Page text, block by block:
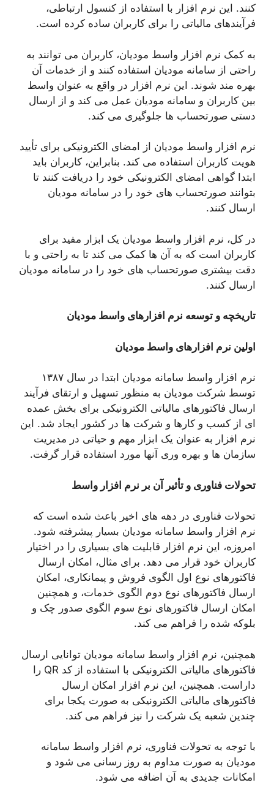
کنند. این نرم افزار با استفاده از کنسول ارتباطی،
فرآیندهای مالیاتی را برای کاربران ساده کرده است.
به کمک نرم افزار واسط مودیان، کاربران می توانند به
راحتی از سامانه مودیان استفاده کنند و از خدمات آن
بهره مند شوند. این نرم افزار در واقع به عنوان واسط
بین کاربران و سامانه مودیان عمل می کند و از ارسال
دستی صورتحساب ها جلوگیری می کند.
نرم افزار واسط مودیان از امضای الکترونیکی برای تأیید
هویت کاربران استفاده می کند. بنابراین، کاربران باید
ابتدا گواهی امضای الکترونیکی خود را دریافت کنند تا
بتوانند صورتحساب های خود را در سامانه مودیان
ارسال کنند.
در کل، نرم افزار واسط مودیان یک ابزار مفید برای
کاربران است که به آن ها کمک می کند تا به راحتی و با
دقت بیشتری صورتحساب های خود را در سامانه مودیان
ارسال کنند.
تاریخچه و توسعه نرم افزارهای واسط مودیان
اولین نرم افزارهای واسط مودیان
نرم افزار واسط سامانه مودیان ابتدا در سال ۱۳۸۷
توسط شرکت مودیان به منظور تسهیل و ارتقای فرآیند
ارسال فاکتورهای مالیاتی الکترونیکی برای بخش عمده
ای از کسب و کارها و شرکت ها در کشور ایجاد شد. این
نرم افزار به عنوان یک ابزار مهم و حیاتی در مدیریت
سازمان ها و بهره وری آنها مورد استفاده قرار گرفت.
تحولات فناوری و تأثیر آن بر نرم افزار واسط
تحولات فناوری در دهه های اخیر باعث شده است که
نرم افزار واسط سامانه مودیان بسیار پیشرفته شود.
امروزه، این نرم افزار قابلیت های بسیاری را در اختیار
کاربران خود قرار می دهد. برای مثال، امکان ارسال
فاکتورهای نوع اول الگوی فروش و پیمانکاری، امکان
ارسال فاکتورهای نوع دوم الگوی خدمات، و همچنین
امکان ارسال فاکتورهای نوع سوم الگوی صدور چک و
بلوکه شده را فراهم می کند.
همچنین، نرم افزار واسط سامانه مودیان توانایی ارسال
فاکتورهای مالیاتی الکترونیکی با استفاده از کد QR را
داراست. همچنین، این نرم افزار امکان ارسال
فاکتورهای مالیاتی الکترونیکی به صورت یکجا برای
چندین شعبه یک شرکت را نیز فراهم می کند.
با توجه به تحولات فناوری، نرم افزار واسط سامانه
مودیان به صورت مداوم به روز رسانی می شود و
امکانات جدیدی به آن اضافه می شود.